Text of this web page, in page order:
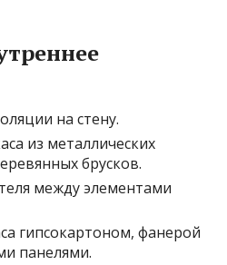
на стену.
из металлических
брусков.
между элементами
гипсокартоном, фанерой
панелями.